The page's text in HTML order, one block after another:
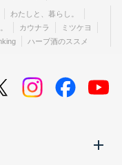
わたしと、暮らし。
カウナラ
ミツケヨ
ハーブ酒のススメ